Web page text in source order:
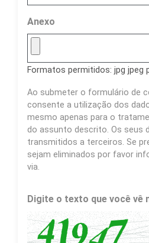
Anexo
Formatos permitidos: jpg jpeg
Ao submeter o formulário de
consente a utilização dos
mesmo apenas para o
do assunto descrito. Os seus
transmitidos a terceiros. Se
sejam eliminados por favor
via.
Digite o texto que você vê